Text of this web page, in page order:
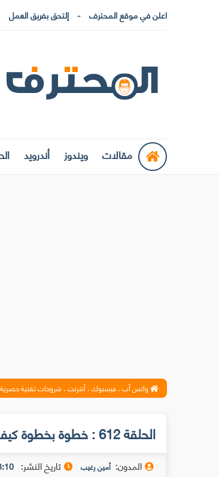
اعلن في موقع المحترف إلتحق بفريق العمل
مقالات ويندوز أندرويد
واتس آب ، فيسبوك ، أنترنت ، شروحات تقنية
الحلقة 612 : خطوة بخطوة كيف تفتح المنافذ في الروتر
المدون: أمين رغيب تاريخ النشر: